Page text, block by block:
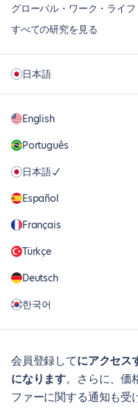
グローバル・ワーク・ライ
すべての研究を見る
日本語
English
Português
日本語
Español
Français
Türkçe
Deutsch
한국어
会員登録してにアクセス
になります。さらに、価
ファーに関する通知も受